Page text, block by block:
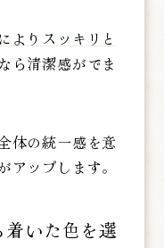
よりスッキリと
ら清潔感がでま
体の統一感を意
アップします。
いた色を選